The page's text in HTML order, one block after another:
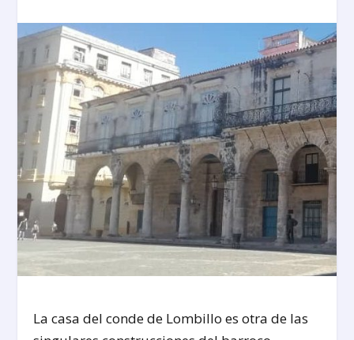
La casa del conde de Lombillo es otra de las